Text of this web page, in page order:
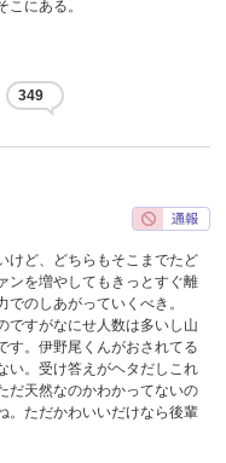
にある。
349
けど、どちらもそこまでたど
ンを増やしてもきっとすぐ離
のしあがっていくべき。
ですがなにせ人数は多いし山
す。伊野尾くんがおされてる
い。受け答えがヘタだしこれ
だ天然なのかわかってないの
。ただかわいいだけなら後輩